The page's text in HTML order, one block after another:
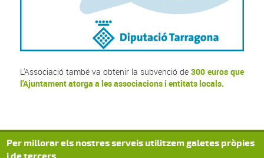
L'Associació també va obtenir la subvenció de 300 euros que
l'Ajuntament atorga a les associacions i entitats locals.
Per millorar els nostres serveis utilitzem galetes pròpies